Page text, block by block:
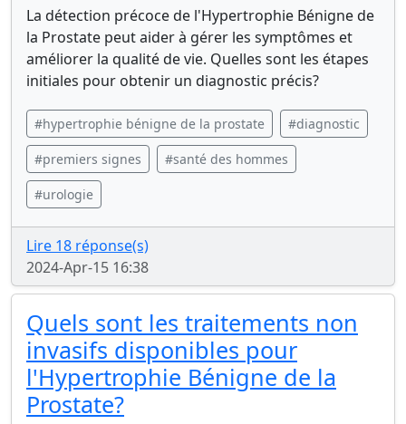
La détection précoce de l'Hypertrophie Bénigne de
la Prostate peut aider à gérer les symptômes et
améliorer la qualité de vie. Quelles sont les étapes
initiales pour obtenir un diagnostic précis?
#hypertrophie bénigne de la prostate #diagnostic
#premiers signes #santé des hommes
#urologie
Lire 18 réponse(s)
2024-Apr-15 16:38
Quels sont les traitements non
invasifs disponibles pour
l'Hypertrophie Bénigne de la
Prostate?